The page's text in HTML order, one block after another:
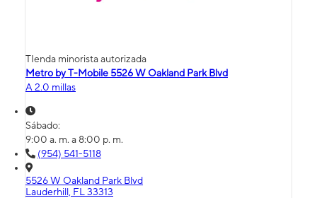
TIenda minorista autorizada
Metro by T-Mobile 5526 W Oakland Park Blvd
A 2.0 millas
Sábado:
9:00 a. m. a 8:00 p. m.
(954) 541-5118
5526 W Oakland Park Blvd
Lauderhill, FL 33313